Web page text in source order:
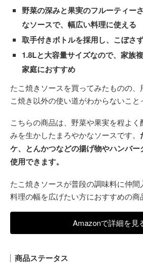
野菜の深みと果実のフルーティー
なソースで、幅広い料理に使える
取手付きボトルを採用し、こぼさ
1.8Lと大容量サイズなので、家族
家庭におすすめ
たこ焼きソースを買ってみたものの
こ焼き以外の使い道がわからないこと
こちらの商品は、野菜や果実を程よ
みを生かしたまろやかなソースです。
ケ、とんかつなどの揚げ物やハンバ
使用できます。
たこ焼きソースが普段の調味料に仲間
料理の幅を広げたい方におすすめの商
Amazonで詳細を見
商品ステータス